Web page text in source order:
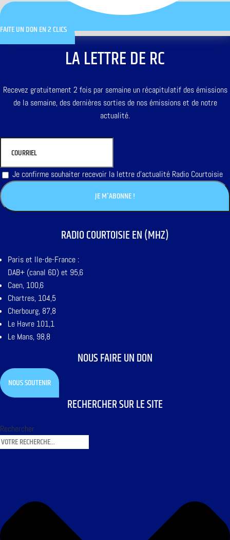
FAITE UN DON EN 2 CLICS
LA LETTRE DE RC
Recevez gratuitement 2 fois par semaine un récapitulatif des émissions
de la semaine, des dernières sorties de nos émissions et de notre
actualité.
Je confirme souhaiter recevoir la lettre d'actualité Radio Courtoisie
RADIO COURTOISIE EN (MHZ)
Paris et Ile-de-France :
DAB+ (canal 6D) et 95,6
Caen, 100,6
Chartres, 104,5
Cherbourg, 87,8
Le Havre 101,1
Le Mans, 98,8
NOUS FAIRE UN DON
NOUS SOUTENIR
RECHERCHER SUR LE SITE
Rechercher